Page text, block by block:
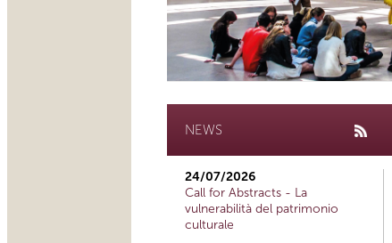
NEWS
24/07/2026
Call for Abstracts - La
vulnerabilità del patrimonio
culturale